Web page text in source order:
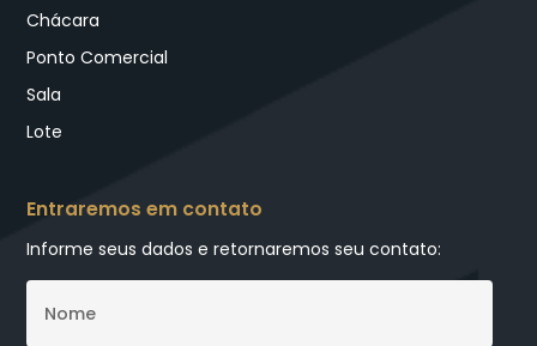
Chácara
Ponto Comercial
Sala
Lote
Entraremos em contato
Informe seus dados e retornaremos seu contato: